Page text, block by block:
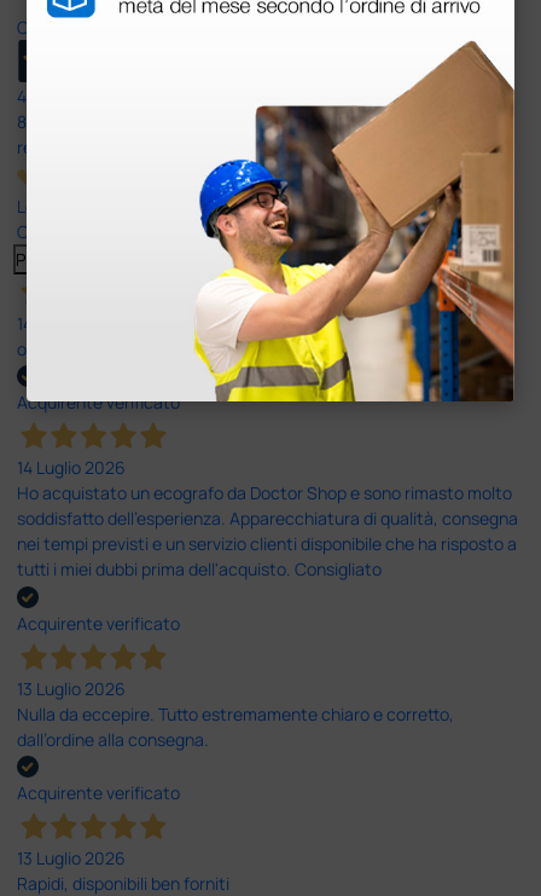
Ottimo
4,6
8.330
recensioni
Le nostre recensioni a 4 e 5 stelle.
Clicca qui per leggerle tutte >
Precedente
14 Luglio 2026
ottima
Acquirente verificato
14 Luglio 2026
Ho acquistato un ecografo da Doctor Shop e sono rimasto molto
soddisfatto dell'esperienza. Apparecchiatura di qualità, consegna
nei tempi previsti e un servizio clienti disponibile che ha risposto a
tutti i miei dubbi prima dell'acquisto. Consigliato
Acquirente verificato
13 Luglio 2026
Nulla da eccepire. Tutto estremamente chiaro e corretto,
dall’ordine alla consegna.
Acquirente verificato
13 Luglio 2026
Rapidi, disponibili ben forniti